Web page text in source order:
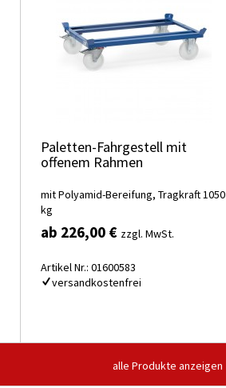
Paletten-Fahrgestell mit
offenem Rahmen
mit Polyamid-Bereifung, Tragkraft 1050
kg
ab 226,00 € zzgl. MwSt.
Artikel Nr.: 01600583
versandkostenfrei
alle Produkte anzeigen